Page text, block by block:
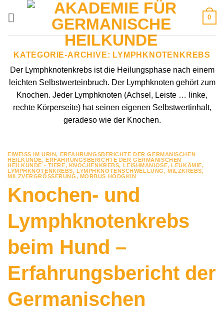
0
KATEGORIE-ARCHIVE: LYMPHKNOTENKREBS
Der Lymphknotenkrebs ist die Heilungsphase nach einem
leichten Selbstwerteinbruch. Der Lymphknoten gehört zum
Knochen. Jeder Lymphknoten (Achsel, Leiste … linke,
rechte Körperseite) hat seinen eigenen Selbstwertinhalt,
geradeso wie der Knochen.
EIWEISS IM URIN , ERFAHRUNGSBERICHTE DER GERMANISCHEN
HEILKUNDE,ERFAHRUNGSBERICHTE DER GERMANISCHEN
HEILKUNDE - TIERE, KNOCHENKREBS, LEISHMANIOSE,LEUKÄMIE,
LYMPHKNOTENKREBS,LYMPHKNOTENSCHWELLUNG, MILZKREBS,
MILZVERGRÖSSERUNG
, MORBUS HODGKIN
Knochen- und
Lymphknotenkrebs
beim Hund –
Erfahrungsbericht der
Germanischen